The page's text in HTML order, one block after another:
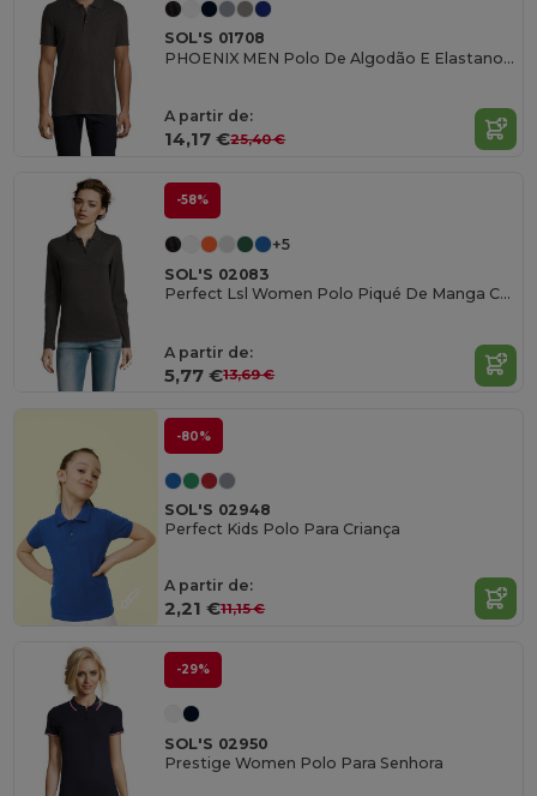
SOL'S 01708
PHOENIX MEN Polo De Algodão E Elastano Para Homem
A partir de:
14,17 €25,40 €
-58%
+5
SOL'S 02083
Perfect Lsl Women Polo Piqué De Manga Comprida Para Senhora
A partir de:
5,77 €13,69 €
-80%
SOL'S 02948
Perfect Kids Polo Para Criança
A partir de:
2,21 €11,15 €
-29%
SOL'S 02950
Prestige Women Polo Para Senhora